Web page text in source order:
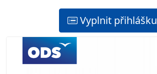
Vyplnit přihlášku